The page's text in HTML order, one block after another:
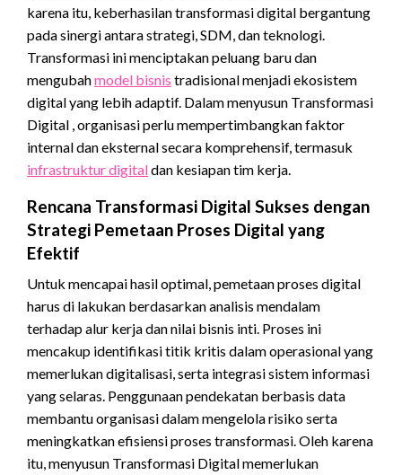
karena itu, keberhasilan transformasi digital bergantung
pada sinergi antara strategi, SDM, dan teknologi.
Transformasi ini menciptakan peluang baru dan
mengubahmodel bisnis tradisional menjadi ekosistem
digital yang lebih adaptif. Dalam menyusun Transformasi
Digital , organisasi perlu mempertimbangkan faktor
internal dan eksternal secara komprehensif, termasuk
infrastruktur digitaldan kesiapan tim kerja.
Rencana Transformasi Digital Sukses dengan
Strategi Pemetaan Proses Digital yang
Efektif
Untuk mencapai hasil optimal, pemetaan proses digital
harus di lakukan berdasarkan analisis mendalam
terhadap alur kerja dan nilai bisnis inti. Proses ini
mencakup identifikasi titik kritis dalam operasional yang
memerlukan digitalisasi, serta integrasi sistem informasi
yang selaras. Penggunaan pendekatan berbasis data
membantu organisasi dalam mengelola risiko serta
meningkatkan efisiensi proses transformasi. Oleh karena
itu, menyusun Transformasi Digital memerlukan